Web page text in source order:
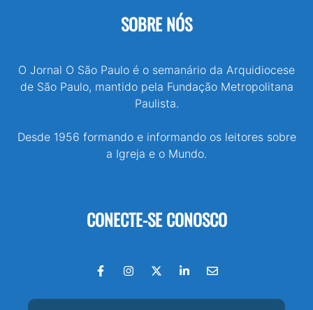
SOBRE NÓS
O Jornal O São Paulo é o semanário da Arquidiocese
de São Paulo, mantido pela Fundação Metropolitana
Paulista.
Desde 1956 formando e informando os leitores sobre
a Igreja e o Mundo.
CONECTE-SE CONOSCO